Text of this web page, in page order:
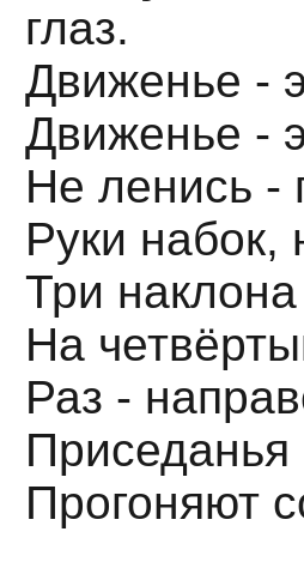
глаз.
Движенье -
Движенье -
Не ленись -
Руки набок,
Три
На
Раз -
Прогоняют